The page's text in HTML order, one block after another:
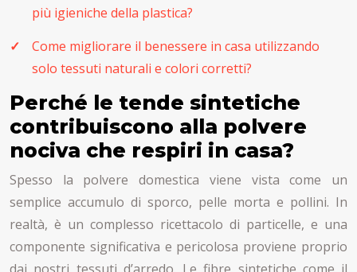
più igieniche della plastica?
Come migliorare il benessere in casa utilizzando
solo tessuti naturali e colori corretti?
Perché le tende sintetiche
contribuiscono alla polvere
nociva che respiri in casa?
Spesso la polvere domestica viene vista come un
semplice accumulo di sporco, pelle morta e pollini. In
realtà, è un complesso ricettacolo di particelle, e una
componente significativa e pericolosa proviene proprio